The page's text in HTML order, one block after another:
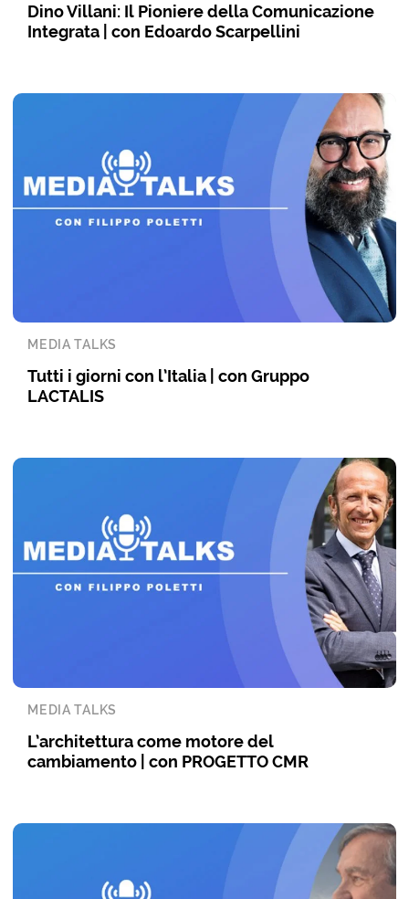
Dino Villani: Il Pioniere della Comunicazione
Integrata | con Edoardo Scarpellini
MEDIA TALKS
Tutti i giorni con l’Italia | con Gruppo
LACTALIS
MEDIA TALKS
L’architettura come motore del
cambiamento | con PROGETTO CMR